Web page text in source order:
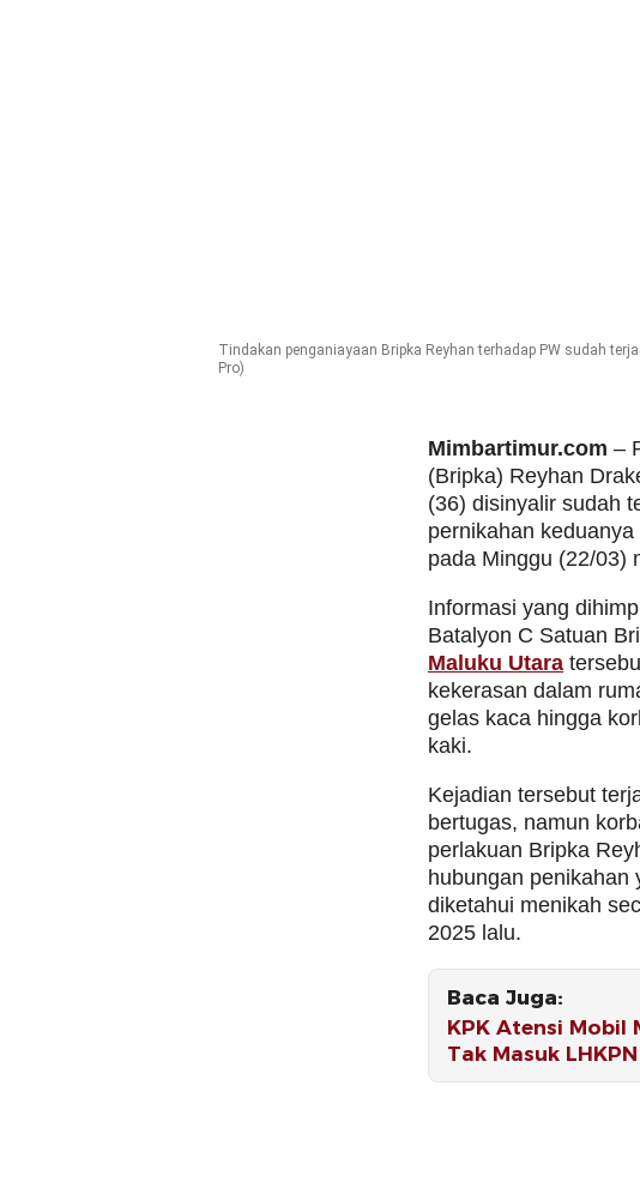
Tindakan penganiayaan Bripka Reyhan terhadap PW sudah
Pro)
Mimbartimur.com –
(Bripka) Reyhan
(36) disinyalir sudah
pernikahan
pada Minggu (22/03)
Informasi yang
Batalyon C Satuan
Maluku Utara
kekerasan dalam
gelas kaca hingga
kaki.
Kejadian tersebut
bertugas, namun
perlakuan Bripka
hubungan penikahan
diketahui menikah
2025 lalu.
Baca Juga:
KPK Atensi Mobil
Tak Masuk LHKPN